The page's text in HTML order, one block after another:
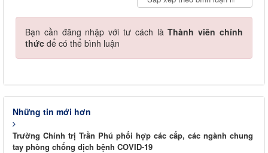
Bạn cần đăng nhập với tư cách làThành viên chính
thức để có thể bình luận
Những tin mới hơn
Trường Chính trị Trần Phú phối hợp các cấp, các ngành chung
tay phòng chống dịch bệnh COVID-19